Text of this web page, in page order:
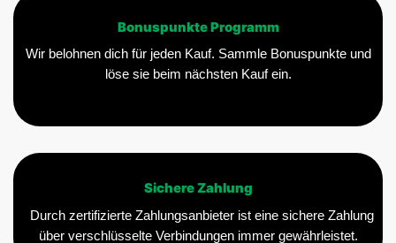
Bonuspunkte Programm
Wir belohnen dich für jeden Kauf. Sammle Bonuspunkte und
löse sie beim nächsten Kauf ein.
Sichere Zahlung
Durch zertifizierte Zahlungsanbieter ist eine sichere Zahlung
über verschlüsselte Verbindungen immer gewährleistet.